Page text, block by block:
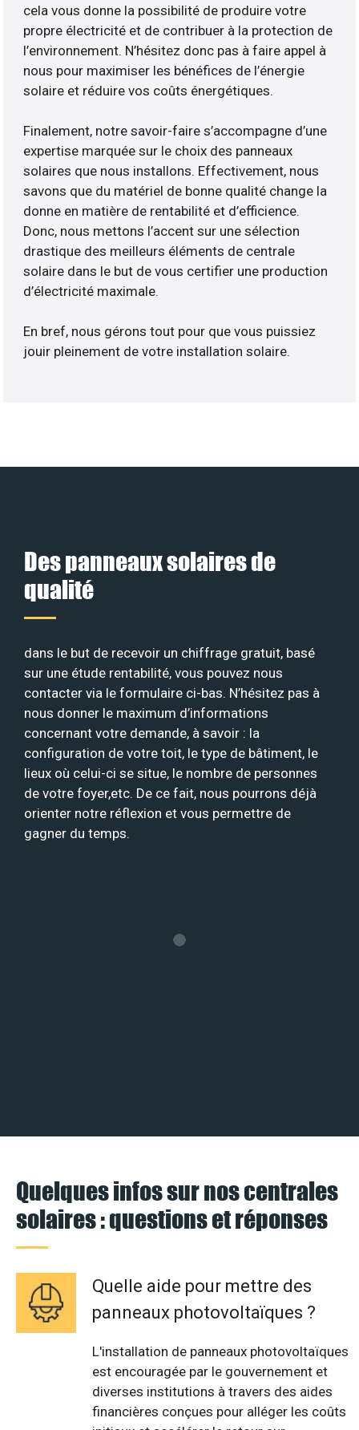
cela vous donne la possibilité de produire votre
propre électricité et de contribuer à la protection de
l’environnement. N’hésitez donc pas à faire appel à
nous pour maximiser les bénéfices de l’énergie
solaire et réduire vos coûts énergétiques.
Finalement, notre savoir-faire s’accompagne d’une
expertise marquée sur le choix des panneaux
solaires que nous installons. Effectivement, nous
savons que du matériel de bonne qualité change la
donne en matière de rentabilité et d’efficience.
Donc, nous mettons l’accent sur une sélection
drastique des meilleurs éléments de centrale
solaire dans le but de vous certifier une production
d’électricité maximale.
En bref, nous gérons tout pour que vous puissiez
jouir pleinement de votre installation solaire.
Des panneaux solaires de
qualité
dans le but de recevoir un chiffrage gratuit, basé
sur une étude rentabilité, vous pouvez nous
contacter via le formulaire ci-bas. N’hésitez pas à
nous donner le maximum d’informations
concernant votre demande, à savoir : la
configuration de votre toit, le type de bâtiment, le
lieux où celui-ci se situe, le nombre de personnes
de votre foyer,etc. De ce fait, nous pourrons déjà
orienter notre réflexion et vous permettre de
gagner du temps.
Quelques infos sur nos centrales
solaires : questions et réponses
Quelle aide pour mettre des
panneaux photovoltaïques ?
L'installation de panneaux photovoltaïques
est encouragée par le gouvernement et
diverses institutions à travers des aides
financières conçues pour alléger les coûts